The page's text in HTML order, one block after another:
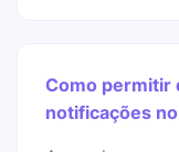
Como permitir
notificações